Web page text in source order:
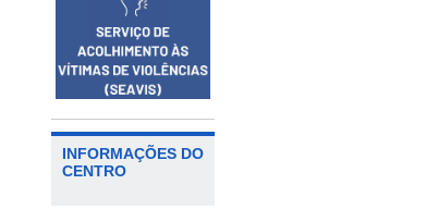
INFORMAÇÕES DO
CENTRO